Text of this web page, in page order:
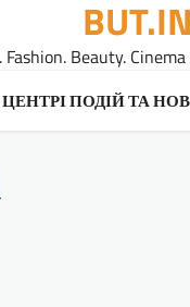
Fashion. Beauty.
ЦЕНТРІ ПОДІЙ ТА